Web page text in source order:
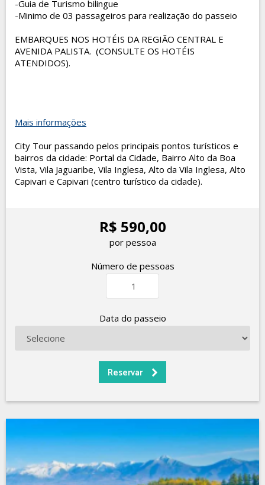
-Guia de Turismo bilingue
-Minimo de 03 passageiros para realização do passeio
EMBARQUES NOS HOTÉIS DA REGIÃO CENTRAL E
AVENIDA PALISTA. (CONSULTE OS HOTÉIS
ATENDIDOS).
Mais informações
City Tour passando pelos principais pontos turísticos e
bairros da cidade: Portal da Cidade, Bairro Alto da Boa
Vista, Vila Jaguaribe, Vila Inglesa, Alto da Vila Inglesa, Alto
Capivari e Capivari (centro turístico da cidade).
R$ 590,00
por pessoa
Número de pessoas
Data do passeio